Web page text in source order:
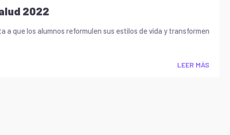
2022
a que los alumnos reformulen sus estilos de vida y transformen
LEER MÁS